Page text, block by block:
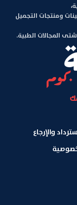
ومنتجات التجميل
المجالات الطبية.
والإرجاع